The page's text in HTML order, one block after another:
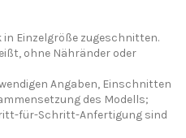
Einzelgröße zugeschnitten.
ohne Nähränder oder
Angaben, Einschnitten
des Modells;
für-Schritt-Anfertigung sind